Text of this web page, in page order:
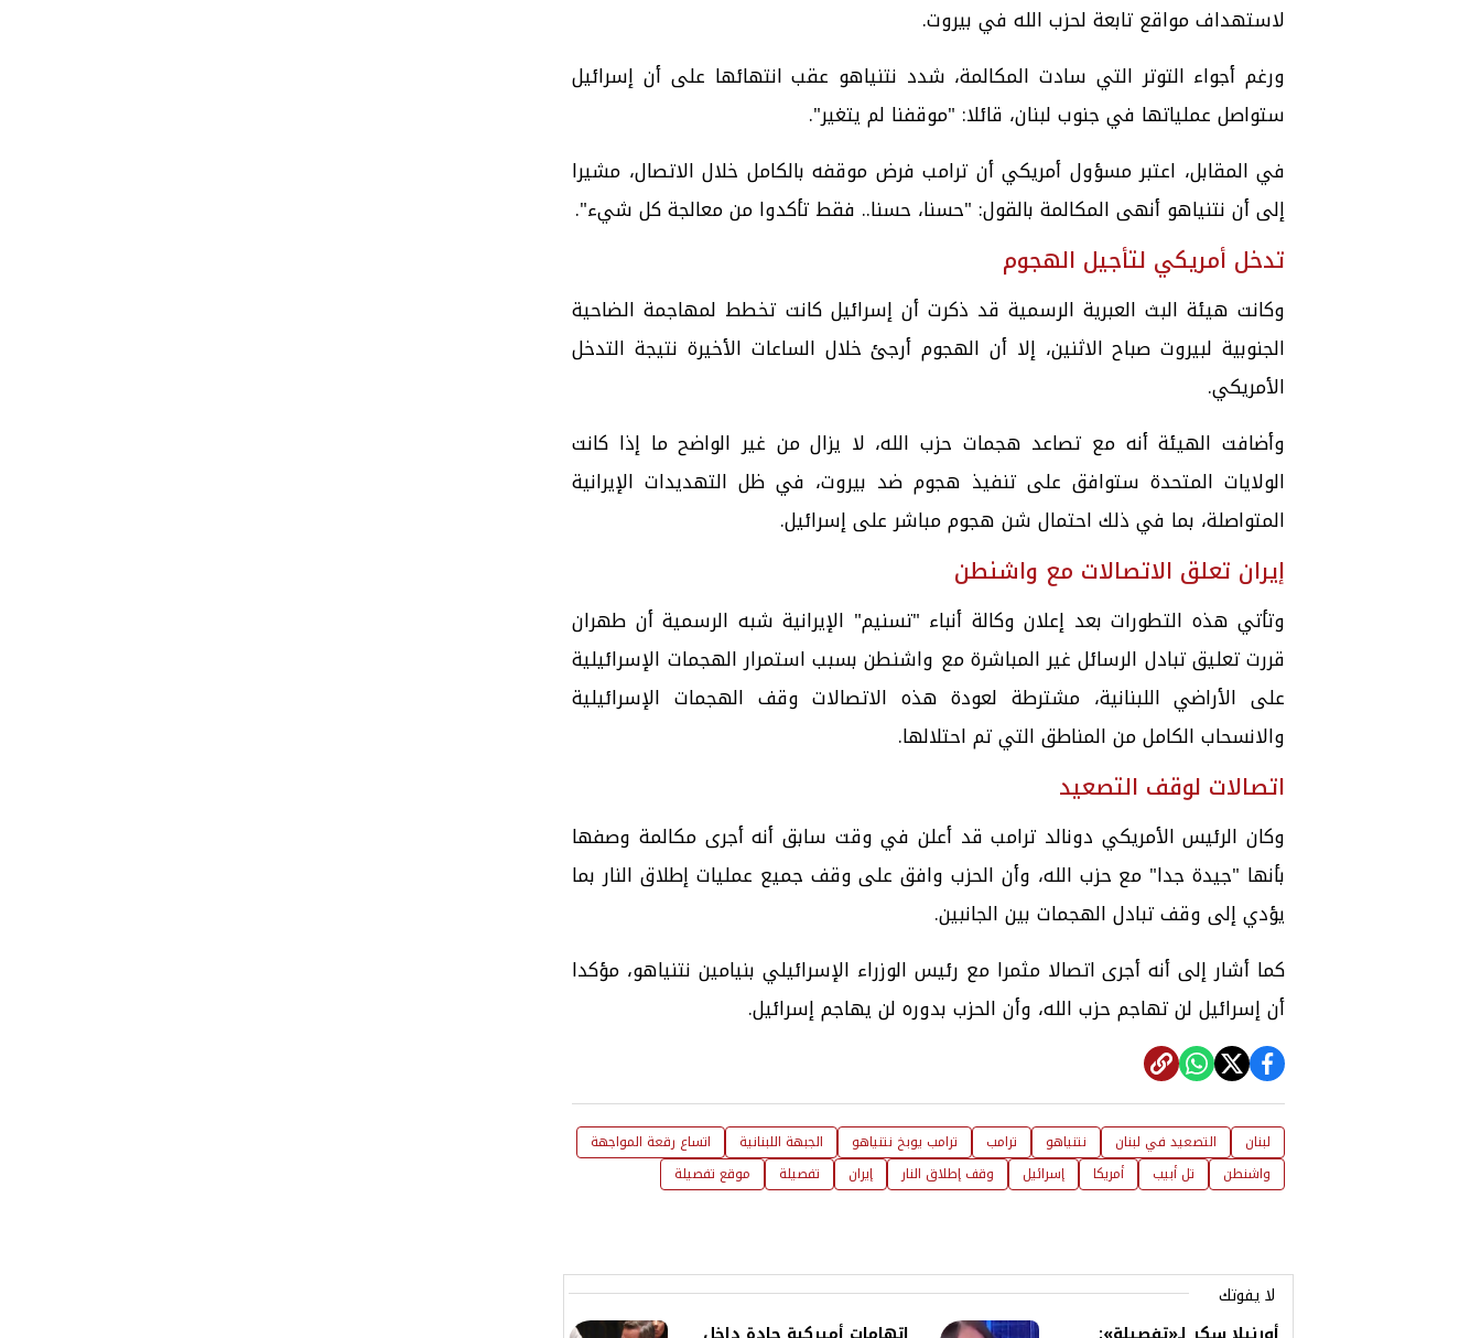
لاستهداف مواقع تابعة لحزب الله في بيروت.
ورغم أجواء التوتر التي سادت المكالمة، شدد نتنياهو عقب انتهائها على أن إسرائيل
ستواصل عملياتها في جنوب لبنان، قائلا: "موقفنا لم يتغير".
في المقابل، اعتبر مسؤول أمريكي أن ترامب فرض موقفه بالكامل خلال الاتصال، مشيرا
إلى أن نتنياهو أنهى المكالمة بالقول: "حسنا، حسنا.. فقط تأكدوا من معالجة كل شيء".
تدخل أمريكي لتأجيل الهجوم
وكانت هيئة البث العبرية الرسمية قد ذكرت أن إسرائيل كانت تخطط لمهاجمة الضاحية
الجنوبية لبيروت صباح الاثنين، إلا أن الهجوم أرجئ خلال الساعات الأخيرة نتيجة التدخل
الأمريكي.
وأضافت الهيئة أنه مع تصاعد هجمات حزب الله، لا يزال من غير الواضح ما إذا كانت
الولايات المتحدة ستوافق على تنفيذ هجوم ضد بيروت، في ظل التهديدات الإيرانية
المتواصلة، بما في ذلك احتمال شن هجوم مباشر على إسرائيل.
إيران تعلق الاتصالات مع واشنطن
وتأتي هذه التطورات بعد إعلان وكالة أنباء "تسنيم" الإيرانية شبه الرسمية أن طهران
قررت تعليق تبادل الرسائل غير المباشرة مع واشنطن بسبب استمرار الهجمات الإسرائيلية
على الأراضي اللبنانية، مشترطة لعودة هذه الاتصالات وقف الهجمات الإسرائيلية
والانسحاب الكامل من المناطق التي تم احتلالها.
اتصالات لوقف التصعيد
وكان الرئيس الأمريكي دونالد ترامب قد أعلن في وقت سابق أنه أجرى مكالمة وصفها
بأنها "جيدة جدا" مع حزب الله، وأن الحزب وافق على وقف جميع عمليات إطلاق النار بما
يؤدي إلى وقف تبادل الهجمات بين الجانبين.
كما أشار إلى أنه أجرى اتصالا مثمرا مع رئيس الوزراء الإسرائيلي بنيامين نتنياهو، مؤكدا
أن إسرائيل لن تهاجم حزب الله، وأن الحزب بدوره لن يهاجم إسرائيل.
لبنان التصعيد في لبنان نتنياهو ترامب ترامب يوبخ نتنياهو الجبهة اللبنانية
اتساع رقعة المواجهة
واشنطن
تل أبيب أمريكا إسرائيل وقف إطلاق النار إيران تفصيلة موقع تفصيلة
لا يفوتك